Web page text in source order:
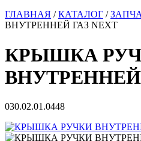
ГЛАВНАЯ /КАТАЛОГ /
ВНУТРЕННЕЙ ГАЗ NEXT
КРЫШКА
ВНУТРЕННЕЙ
030.02.01.0448